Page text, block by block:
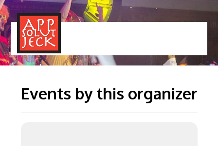
Events by this organizer